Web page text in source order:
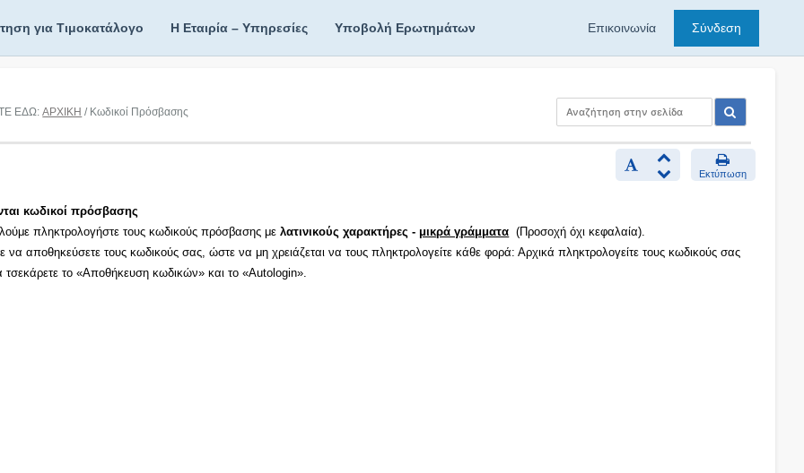
για Τιμοκατάλογο Η Εταιρία – Υπηρεσίες Υποβολή Ερωτημάτων Επικοινωνία Σύνδεση
ΕΔΩ:ΑΡΧΙΚΗ / Κωδικοί Πρόσβασης
Εκτύπωση
κωδικοί πρόσβασης
πληκτρολογήστε τους κωδικούς πρόσβασης μελατινικούς χαρακτήρες - μικρά γράμματα (Προσοχή όχι κεφαλαία).
να αποθηκεύσετε τους κωδικούς σας, ώστε να μη χρειάζεται να τους πληκτρολογείτε κάθε φορά: Αρχικά πληκτρολογείτε τους κωδικούς σας
τσεκάρετε το «Αποθήκευση κωδικών» και το «Autologin».